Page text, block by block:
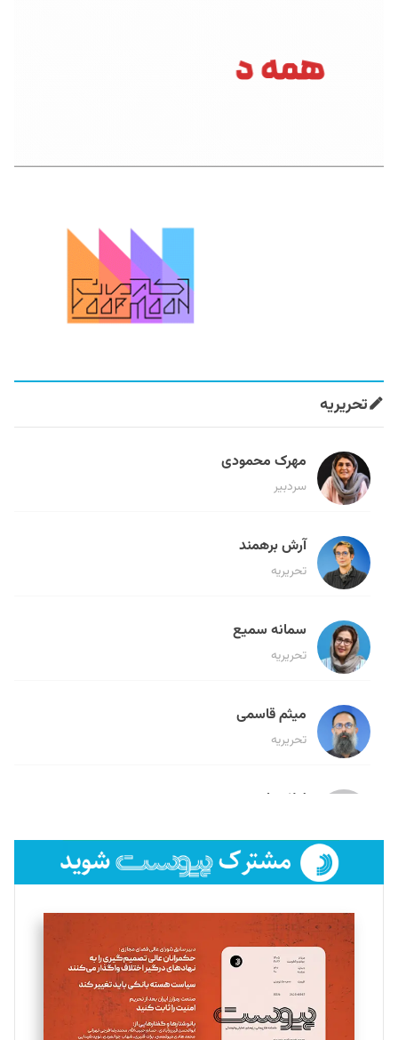
تحریریه
مهرک محمودی
سردبیر
آرش برهمند
تحریریه
سمانه سمیع
تحریریه
میثم قاسمی
تحریریه
لیلا حنارود
فائزه فتحی رستمی
تحریریه
سروش کرمیان
تحریریه